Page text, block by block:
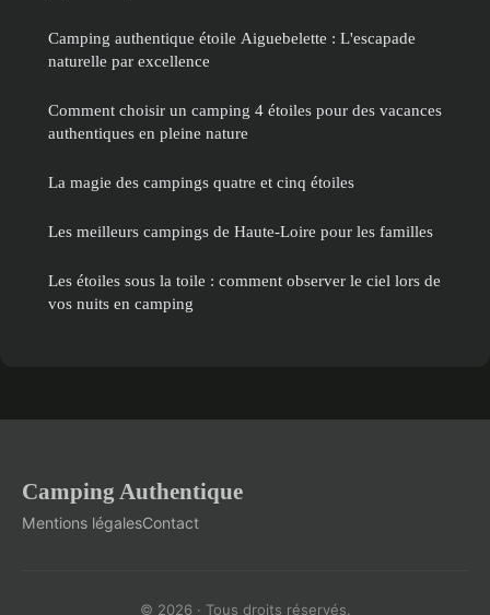
Camping authentique étoile Aiguebelette : L'escapade
naturelle par excellence
Comment choisir un camping 4 étoiles pour des vacances
authentiques en pleine nature
La magie des campings quatre et cinq étoiles
Les meilleurs campings de Haute-Loire pour les familles
Les étoiles sous la toile : comment observer le ciel lors de
vos nuits en camping
Camping Authentique
Mentions légalesContact
© 2026 · Tous droits réservés.